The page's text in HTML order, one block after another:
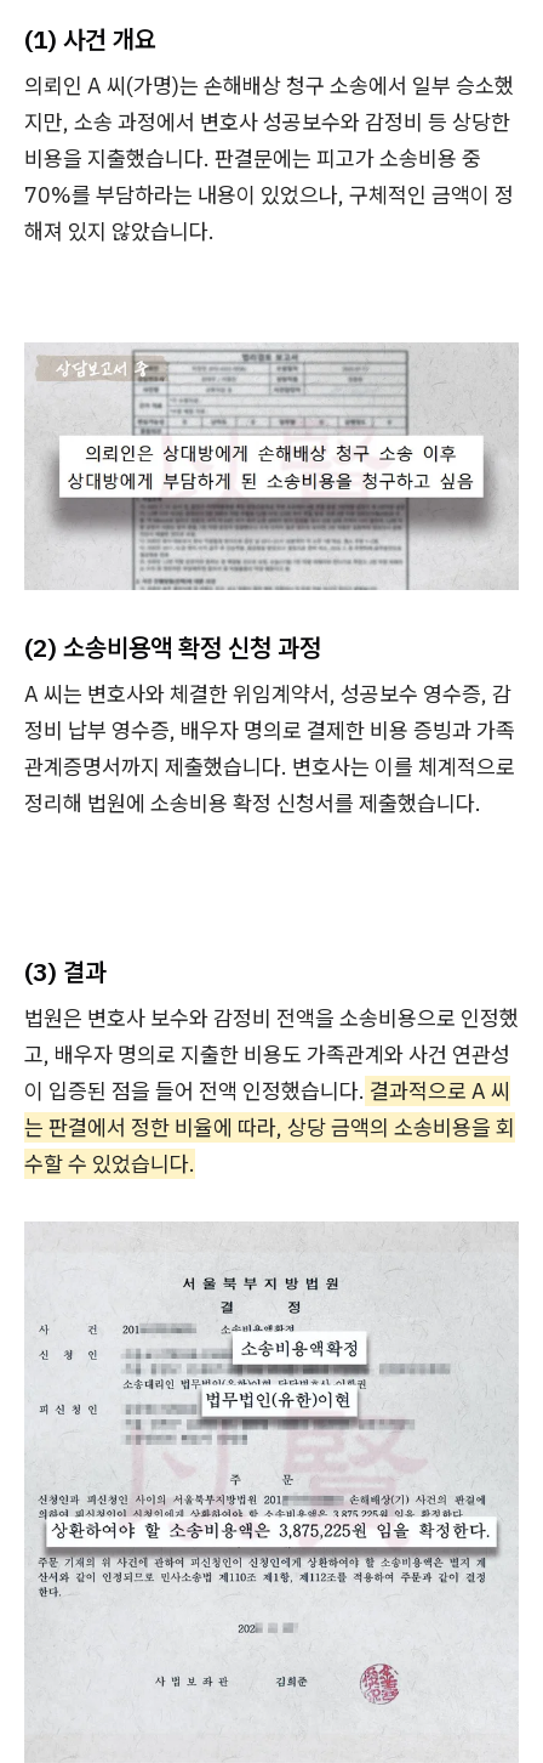
(1) 사건 개요
의뢰인 A 씨(가명)는 손해배상 청구 소송에서 일부 승소했
지만, 소송 과정에서 변호사 성공보수와 감정비 등 상당한
비용을 지출했습니다. 판결문에는 피고가 소송비용 중
70%를 부담하라는 내용이 있었으나, 구체적인 금액이 정
해져 있지 않았습니다.
(2) 소송비용액 확정 신청 과정
A 씨는 변호사와 체결한 위임계약서, 성공보수 영수증, 감
정비 납부 영수증, 배우자 명의로 결제한 비용 증빙과 가족
관계증명서까지 제출했습니다. 변호사는 이를 체계적으로
정리해 법원에 소송비용 확정 신청서를 제출했습니다.
(3) 결과
법원은 변호사 보수와 감정비 전액을 소송비용으로 인정했
고, 배우자 명의로 지출한 비용도 가족관계와 사건 연관성
이 입증된 점을 들어 전액 인정했습니다. 결과적으로 A 씨
는 판결에서 정한 비율에 따라, 상당 금액의 소송비용을 회
수할 수 있었습니다.